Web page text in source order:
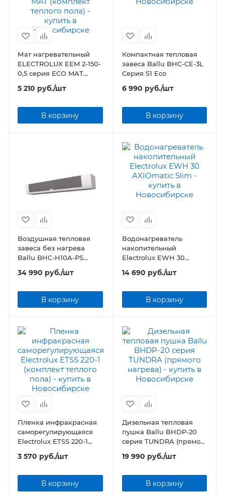
Мат нагревательный
ELECTROLUX EEM 2-150-
0,5 серия ECO MAT
(комплект теплого пола)
5 210 руб./шт
В корзину
Компактная тепловая
завеса Ballu BHC-CE-3L
Серия S1 Eco
6 990 руб./шт
В корзину
Воздушная тепловая
завеса без нагрева
Ballu BHC-H10A-PS
34 990 руб./шт
В корзину
Водонагреватель
накопительный
Electrolux EWH 30
AXIOmatic Slim
14 690 руб./шт
В корзину
Пленка инфракрасная
саморегулирующаяся
Electrolux ETSS 220-1
(комплект теплого пола)
3 570 руб./шт
В корзину
Дизельная тепловая
пушка Ballu BHDP-20
серия TUNDRA (прямого
19 990 руб./шт
В корзину